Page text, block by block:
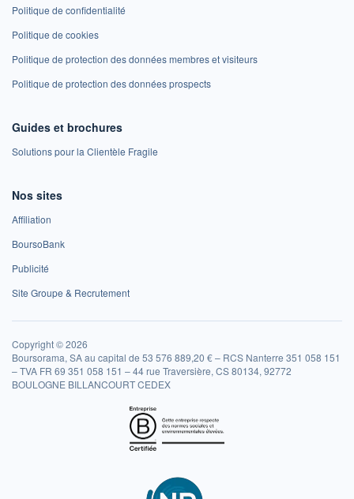
Politique de confidentialité
Politique de cookies
Politique de protection des données membres et visiteurs
Politique de protection des données prospects
Guides et brochures
Solutions pour la Clientèle Fragile
Nos sites
Affiliation
BoursoBank
Publicité
Site Groupe & Recrutement
Copyright © 2026
Boursorama, SA au capital de 53 576 889,20 € – RCS Nanterre 351 058 151
– TVA FR 69 351 058 151 – 44 rue Traversière, CS 80134, 92772
BOULOGNE BILLANCOURT CEDEX